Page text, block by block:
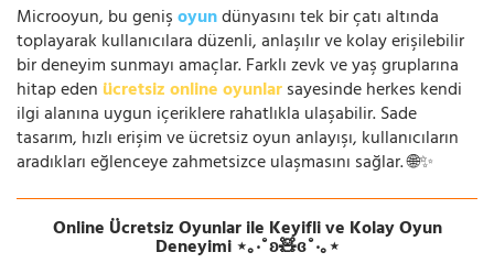
Microoyun, bu genişoyundünyasını tek bir çatı altında
toplayarak kullanıcılara düzenli, anlaşılır ve kolay erişilebilir
bir deneyim sunmayı amaçlar. Farklı zevk ve yaş gruplarına
hitap eden ücretsiz online oyunlarsayesinde herkes kendi
ilgi alanına uygun içeriklere rahatlıkla ulaşabilir. Sade
tasarım, hızlı erişim ve ücretsiz oyun anlayışı, kullanıcıların
aradıkları eğlenceye zahmetsizce ulaşmasını sağlar. 🌐✨
Online Ücretsiz Oyunlar ile Keyifli ve Kolay Oyun
Deneyimi ⋆｡‧˚ʚ🧸ɞ˚‧｡⋆